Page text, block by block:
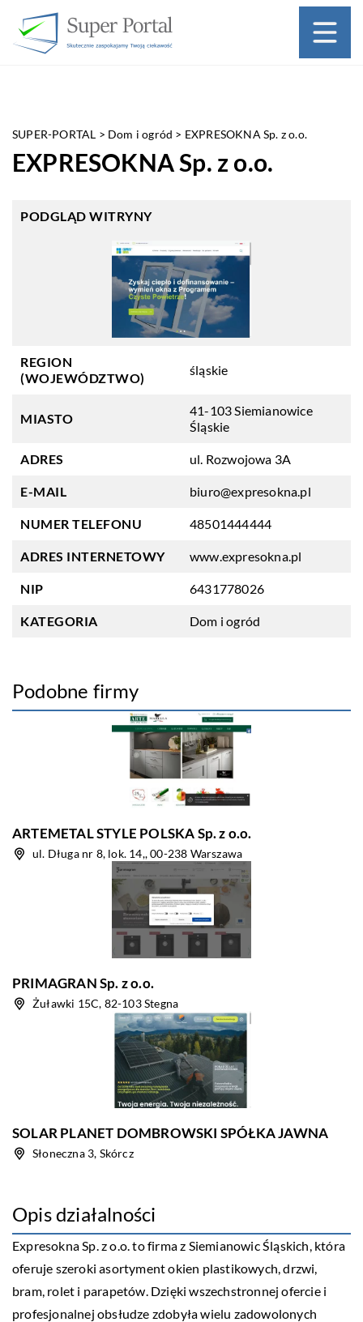
SUPER-PORTAL > Dom i ogród > EXPRESOKNA Sp. z o.o.
EXPRESOKNA Sp. z o.o.
PODGLĄD WITRYNY
REGION
(WOJEWÓDZTWO)
śląskie
MIASTO
41-103 Siemianowice
Śląskie
ADRES ul. Rozwojowa 3A
E-MAIL biuro@expresokna.pl
NUMER TELEFONU 48501444444
ADRES INTERNETOWY www.expresokna.pl
NIP 6431778026
KATEGORIA Dom i ogród
Podobne firmy
ARTE­METAL STYLE POLSKA Sp. z o.o.
ul. Długa nr 8, lok. 14,, 00-238 Warszawa
PRIMAGRAN Sp. z o.o.
Żuławki 15C, 82-103 Stegna
SOLAR PLANET DOMBROWSKI SPÓŁKA JAWNA
Słoneczna 3, Skórcz
Opis działalności
Expresokna Sp. z o.o. to firma z Siemianowic Śląskich, która
oferuje szeroki asortyment okien plastikowych, drzwi,
bram, rolet i parapetów. Dzięki wszechstronnej ofercie i
profesjonalnej obsłudze zdobyła wielu zadowolonych